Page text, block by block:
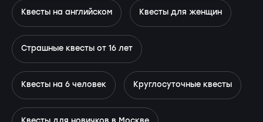
Квесты на английском Квесты для женщин
Страшные квесты от 16 лет
Квесты на 6 человек Круглосуточные квесты